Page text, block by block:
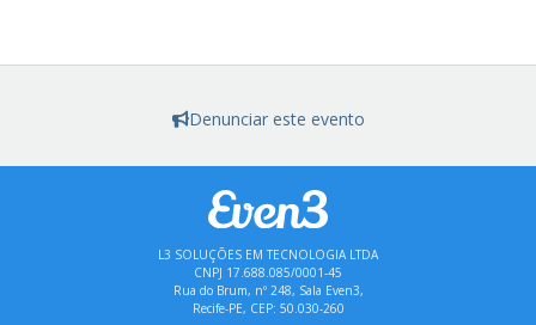
Denunciar este evento
L3 SOLUÇÕES EM TECNOLOGIA LTDA
CNPJ 17.688.085/0001-45
Rua do Brum, nº 248, Sala Even3,
Recife-PE, CEP: 50.030-260